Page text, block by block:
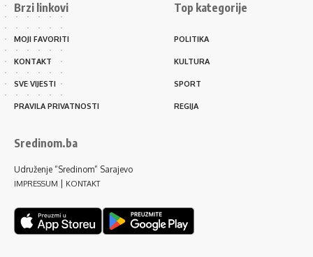
Brzi linkovi
MOJI FAVORITI
KONTAKT
SVE VIJESTI
PRAVILA PRIVATNOSTI
Top kategorije
POLITIKA
KULTURA
SPORT
REGIJA
Sredinom.ba
Udruženje “Sredinom” Sarajevo
IMPRESSUM KONTAKT